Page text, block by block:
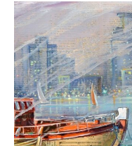
ли
“взять”
счастье?